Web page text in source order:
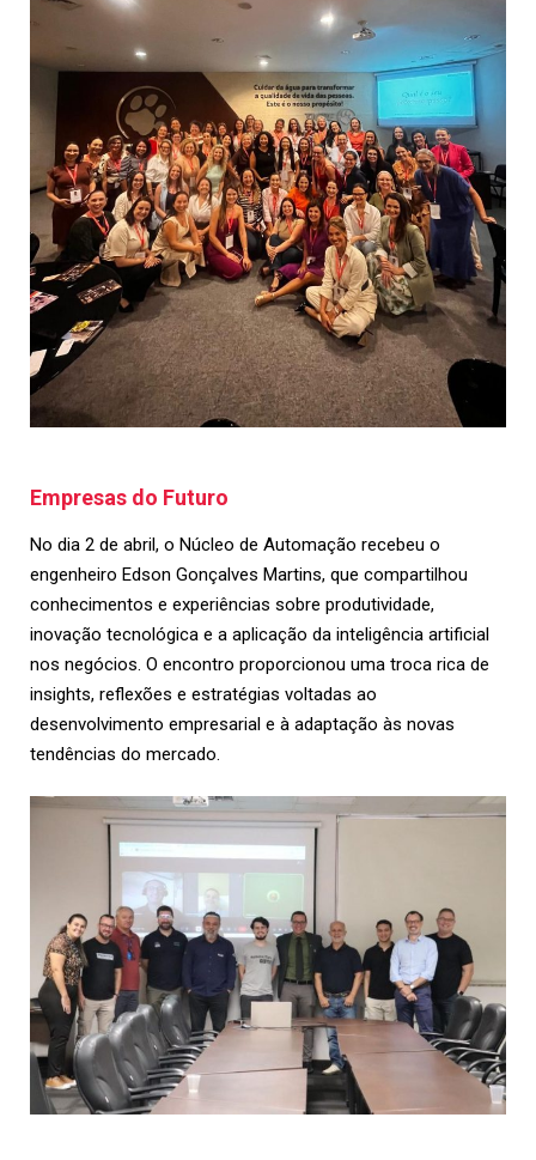
Empresas do Futuro
No dia 2 de abril, o Núcleo de Automação recebeu o
engenheiro Edson Gonçalves Martins, que compartilhou
conhecimentos e experiências sobre produtividade,
inovação tecnológica e a aplicação da inteligência artificial
nos negócios. O encontro proporcionou uma troca rica de
insights, reflexões e estratégias voltadas ao
desenvolvimento empresarial e à adaptação às novas
tendências do mercado.